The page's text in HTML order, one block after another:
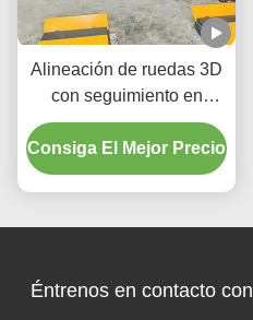
Alineación de ruedas 3D
con seguimiento en
tiempo real e interfaz de
doble pantalla para una
mayor precisión en los
de ruedas del vehículo
Consiga El Mejor Precio
Éntrenos en contacto con